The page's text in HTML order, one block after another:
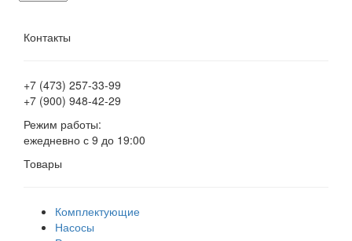
Контакты
+7 (473) 257-33-99
+7 (900) 948-42-29
Режим работы:
ежедневно с 9 до 19:00
Товары
Комплектующие
Насосы